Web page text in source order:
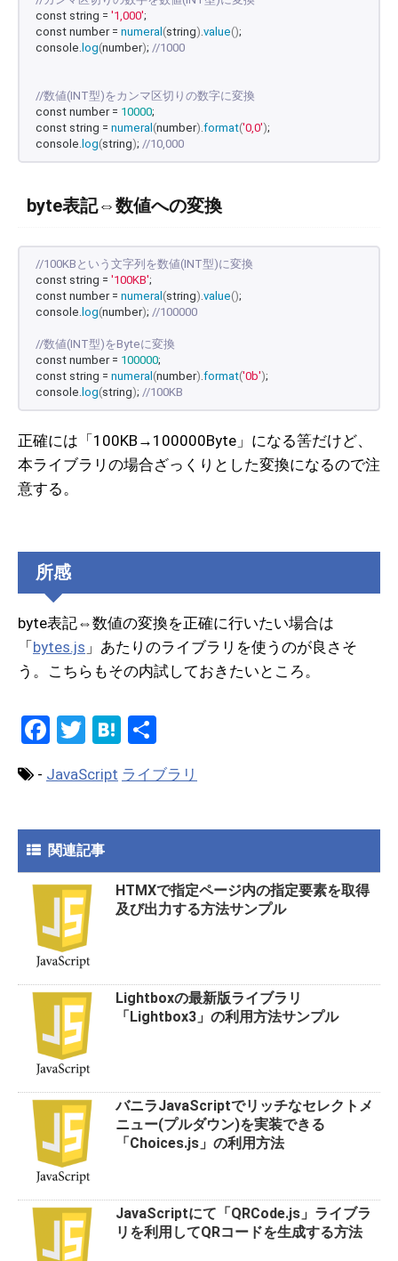
const string = '1,000';
const number = numeral (string).value();
console. log(number); //1000
//数値(INT型)をカンマ区切りの数字に変換
const number = 10000;
const string = numeral (number).format('0,0');
console. log(string); //10,000
byte表記⇔数値への変換
//100KBという文字列を数値(INT型)に変換
const string = '100KB';
const number = numeral (string).value();
console. log(number); //100000
//数値(INT型)をByteに変換
const number = 100000;
const string = numeral (number).format('0b');
console. log(string); //100KB
正確には「100KB→100000Byte」になる筈だけど、
本ライブラリの場合ざっくりとした変換になるので注
意する。
所感
byte表記⇔数値の変換を正確に行いたい場合は
「 bytes.js 」あたりのライブラリを使うのが良さそ
う。こちらもその内試しておきたいところ。
F
ce
o
o
k
T
tt
H
e
有
- JavaScript ライブラリ
関連記事
HTMXで指定ページ内の指定要素を取得
及び出力する方法サンプル
Lightboxの最新版ライブラリ
「Lightbox3」の利用方法サンプル
バニラJavaScriptでリッチなセレクトメ
ニュー(プルダウン)を実装できる
「Choices.js」の利用方法
JavaScriptにて「QRCode.js」ライブラ
リを利用してQRコードを生成する方法